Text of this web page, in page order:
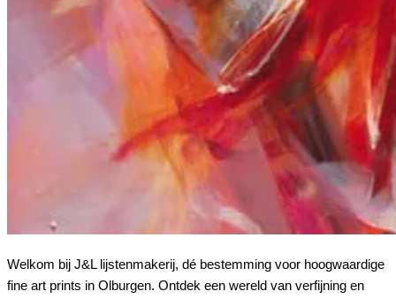
Welkom bij J&L lijstenmakerij, dé bestemming voor hoogwaardige
fine art prints in Olburgen. Ontdek een wereld van verfijning en